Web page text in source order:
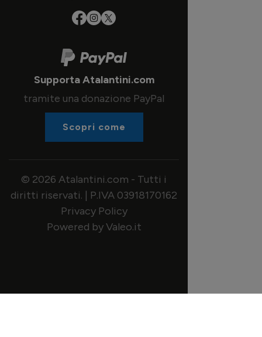
Supporta Atalantini.com
tramite una donazione PayPal
Scopri come
© 2026 Atalantini.com - Tutti i
diritti riservati. | P.IVA 03918170162
Privacy Policy
Powered by Valeo.it